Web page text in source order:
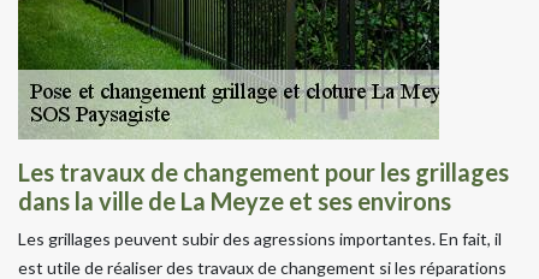
Les travaux de changement pour les grillages
dans la ville de La Meyze et ses environs
Les grillages peuvent subir des agressions importantes. En fait, il
est utile de réaliser des travaux de changement si les réparations